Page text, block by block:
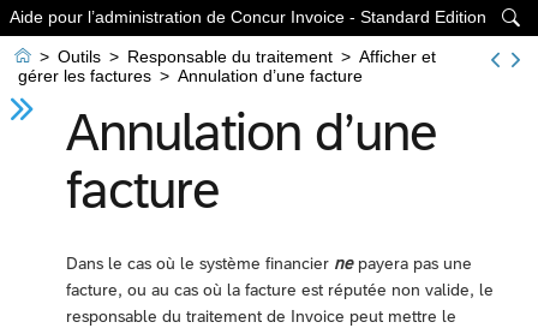

Aide pour l’administration de Concur Invoice - Standard Edition
 > Outils > Responsable du traitement > Afficher et
gérer les factures > Annulation d’une facture
Annulation d’une
facture
Dans le cas où le système financier nepayera pas une
facture, ou au cas où la facture est réputée non valide, le
responsable du traitement de Invoice peut mettre le